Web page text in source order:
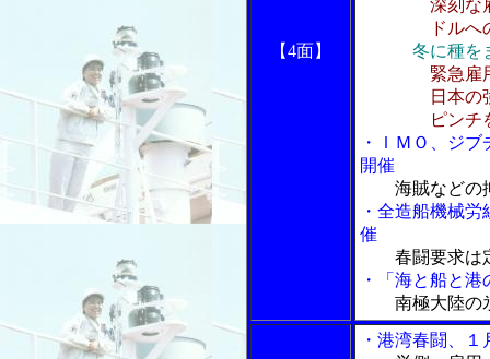
【4面】
深刻な
ドルへの信
冬に種を
緊急雇
日本の強
ピンチを
・ＩＭＯ、ジ
開催
海賊などの
・全造船機械
催
春闘要求は
・「海と船と
南極大陸
・港湾春闘、